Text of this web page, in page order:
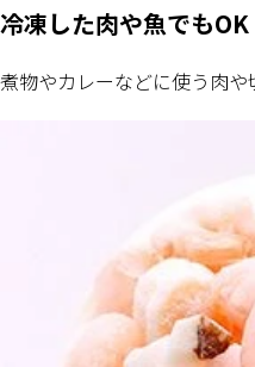
冷凍した肉や魚でもOK
煮物やカレーなどに使う肉